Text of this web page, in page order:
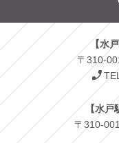
【水
〒310-
【水
〒310-